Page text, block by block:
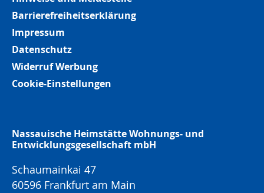
Barrierefreiheitserklärung
Impressum
Datenschutz
Widerruf Werbung
Cookie-Einstellungen
Nassauische Heimstätte Wohnungs- und
Entwicklungsgesellschaft mbH
Schaumainkai 47
60596 Frankfurt am Main